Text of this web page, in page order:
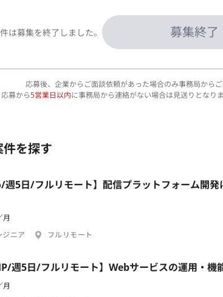
は募集を終了しました。 募集終了
応募後、企業からご面談依頼があった場合のみ事務局からご
応募から5営業日以内に事務局から連絡がない場合は見送りとなり
を探す
週5日/フルリモート】配信プラットフォーム開
月
ニア
フルリモート
週5日/フルリモート】Webサービスの運用・機
月